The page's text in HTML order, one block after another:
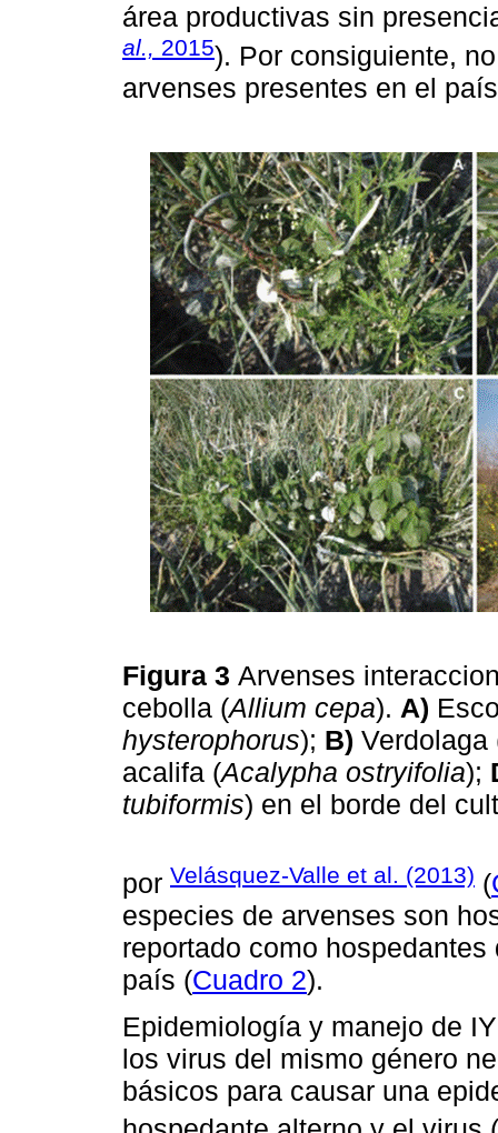
área productivas sin
al., 2015). Por consiguiente,
arvenses presentes en el
Figura 3 Arvenses
cebolla (Allium cepa). A)
hysterophorus); B) Verdolaga
acalifa (Acalypha ostryifolia);
tubiformis) en el borde del
por Velásquez-Valle et al. (2013) (
especies de arvenses son
reportado como
país (Cuadro 2).
Epidemiología y manejo de
los virus del mismo género
básicos para causar una